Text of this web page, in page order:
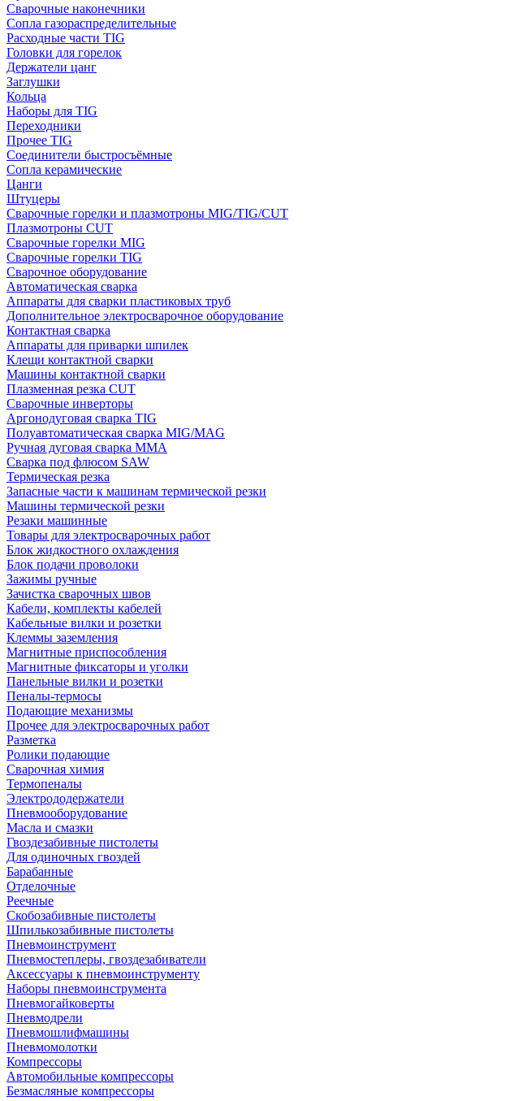
Сварочные наконечники
Сопла газораспределительные
Расходные части TIG
Головки для горелок
Держатели цанг
Заглушки
Кольца
Наборы для TIG
Переходники
Прочее TIG
Соединители быстросъёмные
Сопла керамические
Цанги
Штуцеры
Сварочные горелки и плазмотроны MIG/TIG/CUT
Плазмотроны CUT
Сварочные горелки MIG
Сварочные горелки TIG
Сварочное оборудование
Автоматическая сварка
Аппараты для сварки пластиковых труб
Дополнительное электросварочное оборудование
Контактная сварка
Аппараты для приварки шпилек
Клещи контактной сварки
Машины контактной сварки
Плазменная резка CUT
Сварочные инверторы
Аргонодуговая сварка TIG
Полуавтоматическая сварка MIG/MAG
Ручная дуговая сварка MMA
Сварка под флюсом SAW
Термическая резка
Запасные части к машинам термической резки
Машины термической резки
Резаки машинные
Товары для электросварочных работ
Блок жидкостного охлаждения
Блок подачи проволоки
Зажимы ручные
Зачистка сварочных швов
Кабели, комплекты кабелей
Кабельные вилки и розетки
Клеммы заземления
Магнитные приспособления
Магнитные фиксаторы и уголки
Панельные вилки и розетки
Пеналы-термосы
Подающие механизмы
Прочее для электросварочных работ
Разметка
Ролики подающие
Сварочная химия
Термопеналы
Электрододержатели
Пневмооборудование
Масла и смазки
Гвоздезабивные пистолеты
Для одиночных гвоздей
Барабанные
Отделочные
Реечные
Скобозабивные пистолеты
Шпилькозабивные пистолеты
Пневмоинструмент
Пневмостеплеры, гвоздезабиватели
Аксессуары к пневмоинструменту
Наборы пневмоинструмента
Пневмогайковерты
Пневмодрели
Пневмошлифмашины
Пневмомолотки
Компрессоры
Автомобильные компрессоры
Безмасляные компрессоры